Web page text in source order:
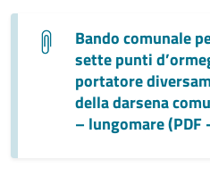
Bando comunale
sette punti
portatore
della darsena
– lungomare (PDF